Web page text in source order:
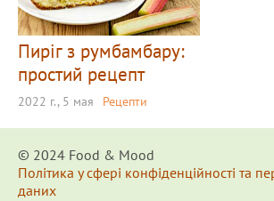
Пиріг з румбамбару:
простий рецепт
2022 г., 5 мая Рецепти
© 2024 Food & Мood
Політика у сфері конфіденційності та
даних